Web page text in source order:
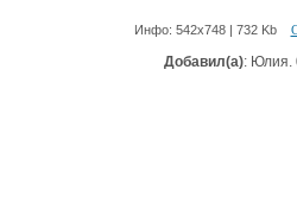
Инфо: 542х748 | 732 Kb
Добавил(а): Юлия.